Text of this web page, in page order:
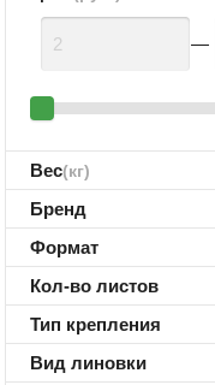
—
Вес(кг)
Бренд
Формат
Кол-во листов
Тип крепления
Вид линовки